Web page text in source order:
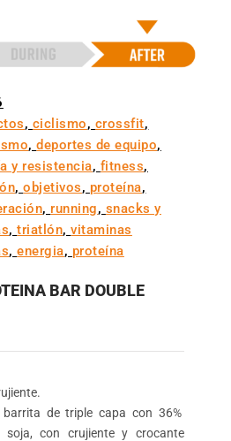
, ciclismo, crossfit,
,deportes de equipo,
y resistencia, fitness,
,objetivos, proteína,
, running, snacks y
,triatlón,vitaminas
,energia, proteína
BAR DOUBLE
de triple capa con 36%
con crujiente y crocante